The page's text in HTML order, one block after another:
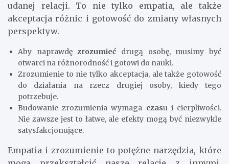
udanej relacji. To nie tylko empatia, ale także
akceptacja różnic i gotowość do zmiany własnych
perspektyw.
Aby naprawdęzrozumieć drugą osobę, musimy być
otwarci na różnorodność i gotowi do nauki.
Zrozumienie to nie tylko akceptacja, ale także gotowość
do działania na rzecz drugiej osoby, kiedy tego
potrzebuje.
Budowanie zrozumienia wymaga czasu i cierpliwości.
Nie zawsze jest to łatwe, ale efekty mogą być niezwykle
satysfakcjonujące.
Empatia i zrozumienie to potężne narzędzia, które